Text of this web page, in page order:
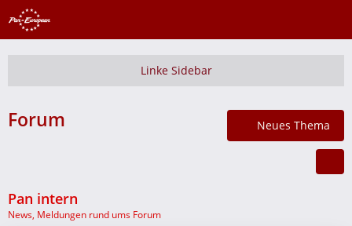
Forum Neues Thema
Pan intern
News, Meldungen rund ums Forum